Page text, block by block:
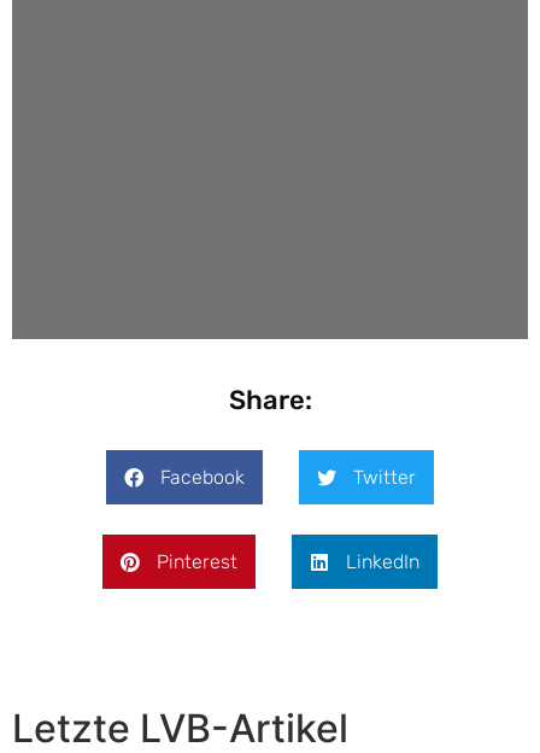
Share:
Facebook Twitter
Pinterest LinkedIn
Letzte LVB-Artikel